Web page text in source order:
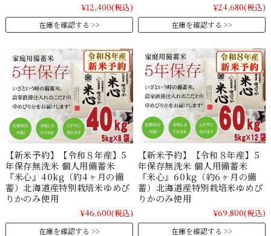
¥12,400(税込)
在庫を確認する
¥24,680(税込)
在庫を確認する
【新米予約】【令和８年産】5
年保存無洗米 個人用備蓄米
『米心』40kg（約4ヶ月の備
蓄）北海道産特別栽培米ゆめぴ
りかのみ使用
¥46,600(税込)
在庫を確認する
【新米予約】【令和８年産】5
年保存無洗米 個人用備蓄米
『米心』60kg（約6ヶ月の備
蓄）北海道産特別栽培米ゆめぴ
りかのみ使用
¥69,800(税込)
在庫を確認する